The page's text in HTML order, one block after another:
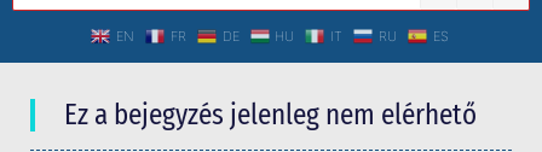
EN FR DE HU IT RU ES
Ez a bejegyzés jelenleg nem elérhető